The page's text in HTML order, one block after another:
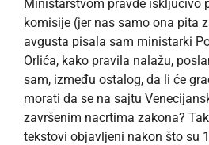
Ministarstvom pravde isključivo
komisije (jer nas samo ona pita
avgusta pisala sam ministarki
Orlića, kako pravila nalažu,
sam, između ostalog, da li će
morati da se na sajtu
završenim nacrtima zakona?
tekstovi objavljeni nakon što su